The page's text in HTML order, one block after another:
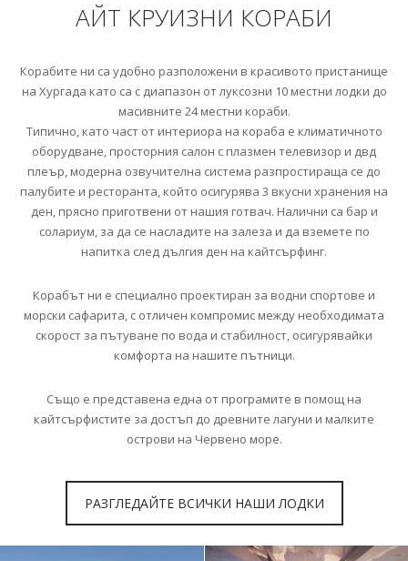
АЙТ КРУИЗНИ КОРАБИ
Корабите ни са удобно разположени в красивото пристанище
на Хургада като са с диапазон от луксозни 10 местни лодки до
масивните 24 местни кораби.
Типично, като част от интериора на кораба е климатичното
оборудване, просторния салон с плазмен телевизор и двд
плеър, модерна озвучителна система разпростираща се до
палубите и ресторанта, който осигурява 3 вкусни хранения на
ден, прясно приготвени от нашия готвач. Налични са бар и
солариум, за да се насладите на залеза и да вземете по
напитка след дългия ден на кайтсърфинг.
Корабът ни е специално проектиран за водни спортове и
морски сафарита, с отличен компромис между необходимата
скорост за пътуване по вода и стабилност, осигурявайки
комфорта на нашите пътници.
Също е представена една от програмите в помощ на
кайтсърфистите за достъп до древните лагуни и малките
острови на Червено море.
РАЗГЛЕДАЙТЕ ВСИЧКИ НАШИ ЛОДКИ